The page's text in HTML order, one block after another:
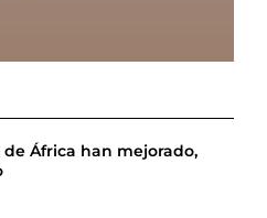
África han mejorado,